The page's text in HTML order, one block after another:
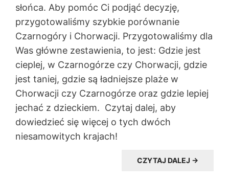
słońca. Aby pomóc Ci podjąć decyzję,
przygotowaliśmy szybkie porównanie
Czarnogóry i Chorwacji. Przygotowaliśmy dla
Was główne zestawienia, to jest: Gdzie jest
cieplej, w Czarnogórze czy Chorwacji, gdzie
jest taniej, gdzie są ładniejsze plaże w
Chorwacji czy Czarnogórze oraz gdzie lepiej
jechać z dzieckiem. Czytaj dalej, aby
dowiedzieć się więcej o tych dwóch
niesamowitych krajach!
CZYTAJ DALEJ →